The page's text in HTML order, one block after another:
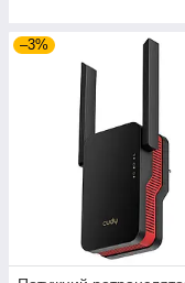
–3%